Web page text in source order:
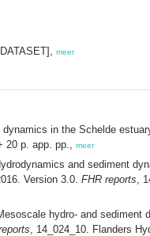
meer
in the Schelde
20 p. app. pp., meer
and sediment
Version 3.0. FHR reports ,
hydro‐ and
, 14_024_10. Flanders